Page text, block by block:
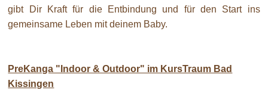
gibt Dir Kraft für die Entbindung und für den Start ins
gemeinsame Leben mit deinem Baby.
PreKanga "Indoor & Outdoor" im KursTraum Bad
Kissingen